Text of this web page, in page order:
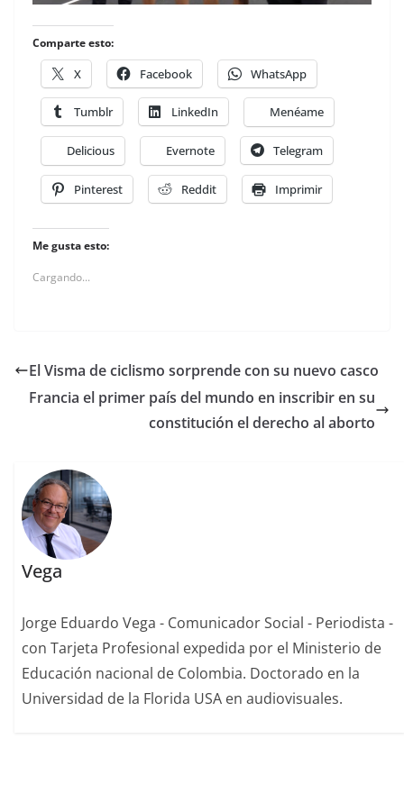
Comparte esto:
X Facebook WhatsApp
Tumblr LinkedIn Menéame
Delicious Evernote Telegram
Pinterest Reddit Imprimir
Me gusta esto:
Cargando...
El Visma de ciclismo sorprende con su nuevo casco
Francia el primer país del mundo en inscribir en su
constitución el derecho al aborto
Vega
Jorge Eduardo Vega - Comunicador Social - Periodista -
con Tarjeta Profesional expedida por el Ministerio de
Educación nacional de Colombia. Doctorado en la
Universidad de la Florida USA en audiovisuales.